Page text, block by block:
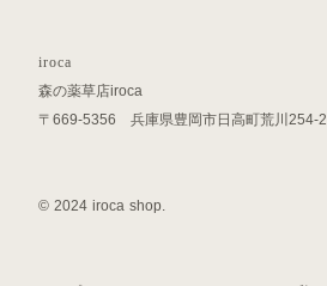
iroca
森の薬草店iroca
〒669-5356 兵庫県豊岡市日高町荒川254-2
© 2024 iroca shop.